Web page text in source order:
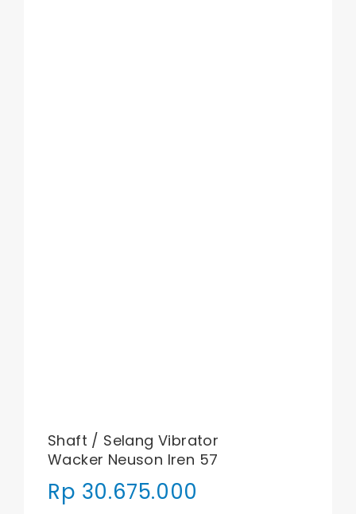
Shaft / Selang Vibrator
Wacker Neuson Iren 57
Rp 30.675.000